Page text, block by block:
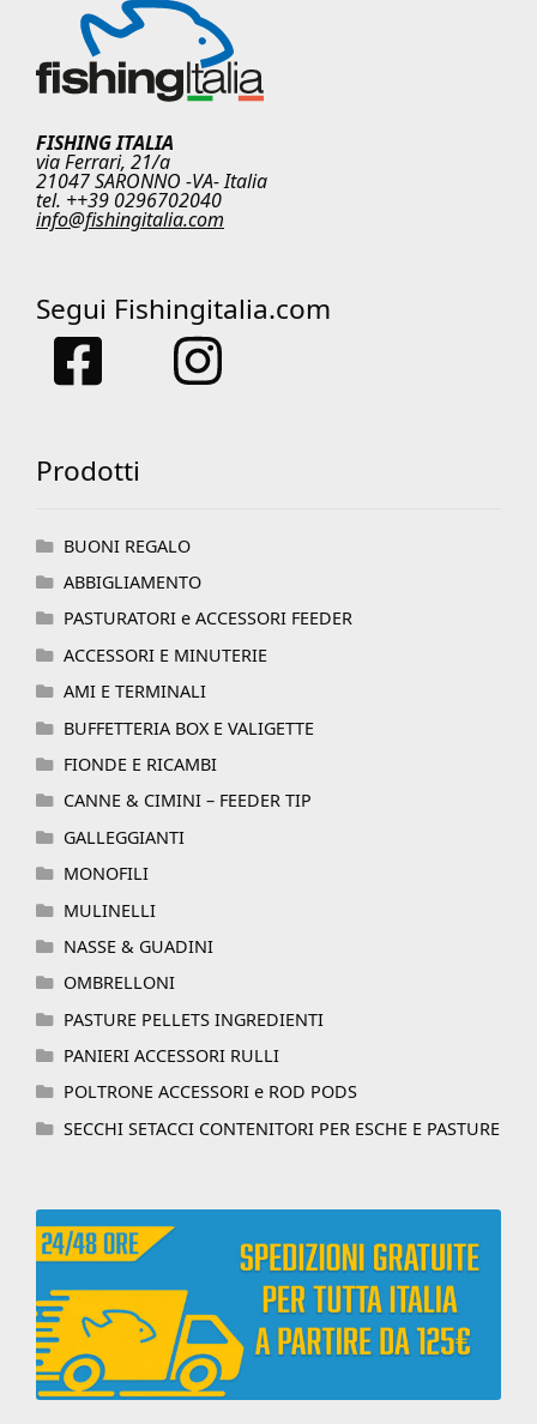
FISHING ITALIA
via Ferrari, 21/a
21047 SARONNO -VA- Italia
tel. ++39 0296702040
info@fishingitalia.com
Segui Fishingitalia.com
Prodotti
BUONI REGALO
ABBIGLIAMENTO
PASTURATORI e ACCESSORI FEEDER
ACCESSORI E MINUTERIE
AMI E TERMINALI
BUFFETTERIA BOX E VALIGETTE
FIONDE E RICAMBI
CANNE & CIMINI – FEEDER TIP
GALLEGGIANTI
MONOFILI
MULINELLI
NASSE & GUADINI
OMBRELLONI
PASTURE PELLETS INGREDIENTI
PANIERI ACCESSORI RULLI
POLTRONE ACCESSORI e ROD PODS
SECCHI SETACCI CONTENITORI PER ESCHE E PASTURE